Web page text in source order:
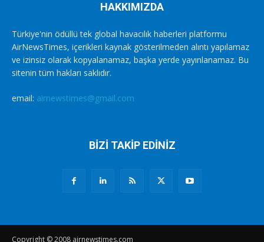
HAKKIMIZDA
Türkiye'nin ödüllü tek global havacılık haberleri platformu
AirNewsTimes, içerikleri kaynak gösterilmeden alıntı yapılamaz
ve izinsiz olarak kopyalanamaz, başka yerde yayınlanamaz. Bu
sitenin tüm hakları saklıdır.
email: airnewstimes@gmail.com
BİZİ TAKİP EDİNİZ
Copyright © 2008 airnewstimes.com